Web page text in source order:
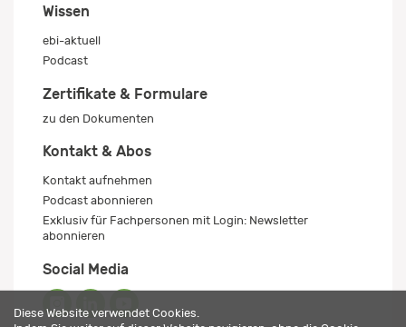
Wissen
ebi-aktuell
Podcast
Zertifikate & Formulare
zu den Dokumenten
Kontakt & Abos
Kontakt aufnehmen
Podcast abonnieren
Exklusiv für Fachpersonen mit Login: Newsletter
abonnieren
Social Media
Diese Website verwendet Cookies.